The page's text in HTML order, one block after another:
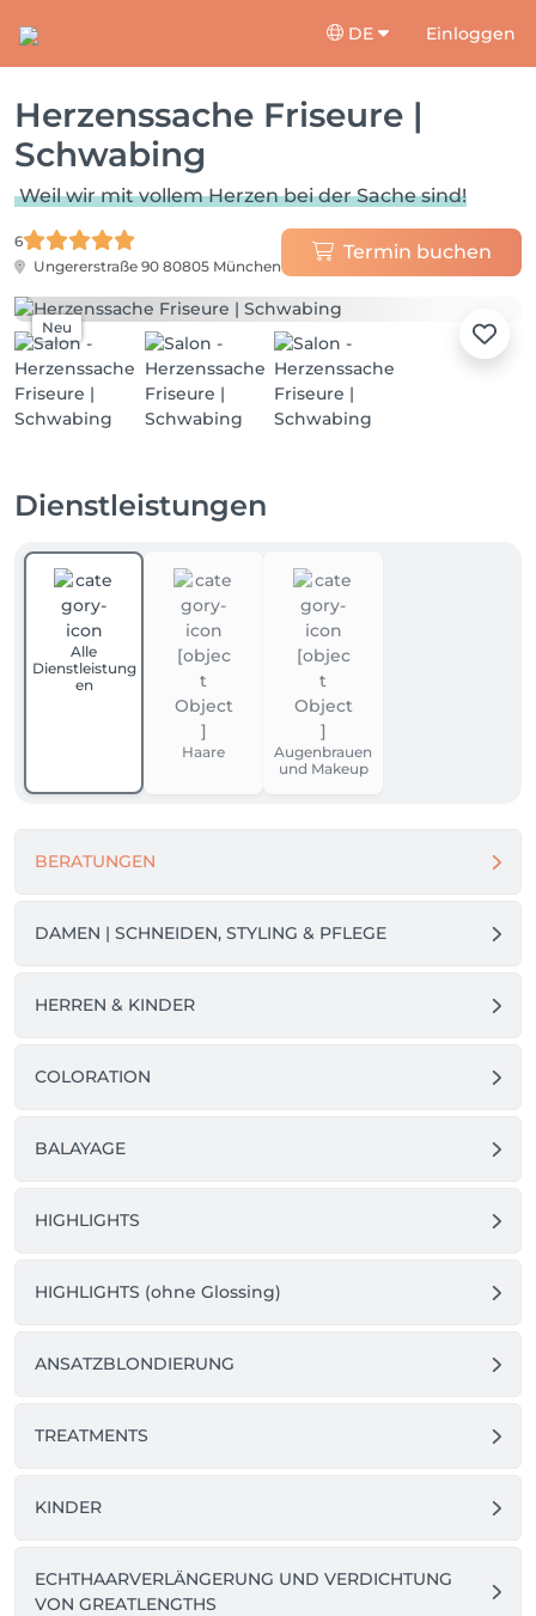
DE Einloggen
Herzenssache Friseure |
Schwabing
Weil wir mit vollem Herzen bei der Sache sind!
6
Ungererstraße 90 80805 München
Termin buchen
Neu
Dienstleistungen
Alle
Dienstleistung
en
Haare
Augenbrauen
und Makeup
BERATUNGEN
DAMEN | SCHNEIDEN, STYLING & PFLEGE
HERREN & KINDER
COLORATION
BALAYAGE
HIGHLIGHTS
HIGHLIGHTS (ohne Glossing)
ANSATZBLONDIERUNG
TREATMENTS
KINDER
ECHTHAARVERLÄNGERUNG UND VERDICHTUNG
VON GREATLENGTHS